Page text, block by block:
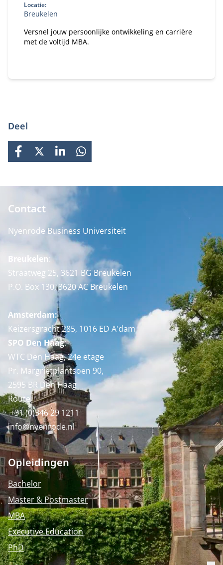
Locatie:
Breukelen
Versnel jouw persoonlijke ontwikkeling en carrière
met de voltijd MBA.
Deel
FACEBOOK
X LINKEDINWHATSAPP
Contact
Nyenrode Business Universiteit
Breukelen:
Straatweg 25, 3621 BG Breukelen
P.O. Box 130, 3620 AC Breukelen
Amsterdam:
Keizersgracht 285, 1016 ED A'dam
SPO Den Haag:
WTC Den Haag, 24e etage
Pr. Margrietplantsoen 90,
2595 BR Den Haag
Route
+31 (0)346 29 1211
info@nyenrode.nl
Opleidingen
Bachelor
Master & Postmaster
MBA
Executive Education
PhD